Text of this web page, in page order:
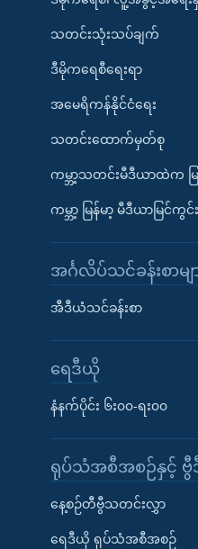
သတင်းသုံးသပ်ချက်
ဒီမိုကရေစီရေးရာ
အမေရိကန်နိုင်ငံရေး
သတင်းထောက်မှတ်စု
ကမ္ဘာ့သတင်းမီဒီယာထဲက မ
ကမ္ဘာ့ မြန်မာ့ မီဒီယာမြင်ကွ
အင်္ဂလိပ်သင်ခန်းစာမျ
အီဒီယံသင်ခန်းစာ
ရေဒီယို
နံနက်ပိုင်း ၆း၀၀-ရး၀၀
ရုပ်သံအစီအစဉ်နှင့် ဗွီ
နေ့စဉ်တီဗွီသတင်းလွှာ
ရေဒီယို ရုပ်သံအစီအစဉ်